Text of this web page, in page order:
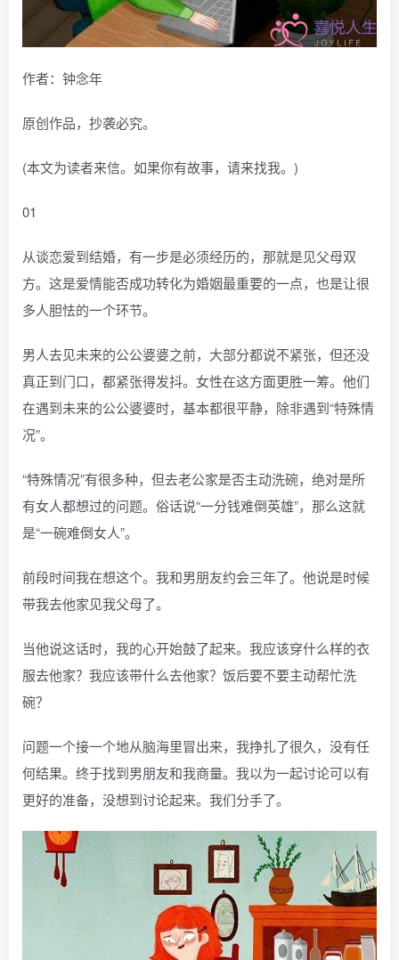
作者：钟念年
原创作品，抄袭必究。
(本文为读者来信。如果你有故事，请来找我。)
01
从谈恋爱到结婚，有一步是必须经历的，那就是见父母双
方。这是爱情能否成功转化为婚姻最重要的一点，也是让很
多人胆怯的一个环节。
男人去见未来的公公婆婆之前，大部分都说不紧张，但还没
真正到门口，都紧张得发抖。女性在这方面更胜一筹。他们
在遇到未来的公公婆婆时，基本都很平静，除非遇到“特殊情
况”。
“特殊情况”有很多种，但去老公家是否主动洗碗，绝对是所
有女人都想过的问题。俗话说“一分钱难倒英雄”，那么这就
是“一碗难倒女人”。
前段时间我在想这个。我和男朋友约会三年了。他说是时候
带我去他家见我父母了。
当他说这话时，我的心开始鼓了起来。我应该穿什么样的衣
服去他家？我应该带什么去他家？饭后要不要主动帮忙洗
碗？
问题一个接一个地从脑海里冒出来，我挣扎了很久，没有任
何结果。终于找到男朋友和我商量。我以为一起讨论可以有
更好的准备，没想到讨论起来。我们分手了。